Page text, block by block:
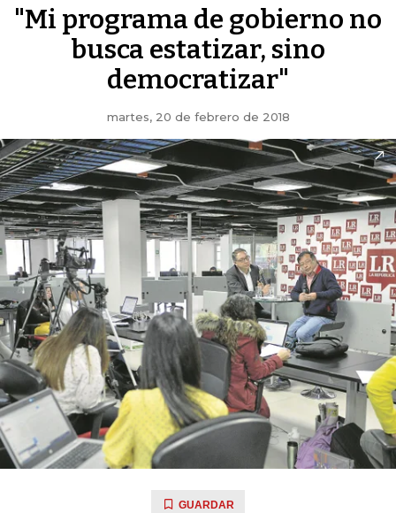
"Mi programa de gobierno no
busca estatizar, sino
democratizar"
martes, 20 de febrero de 2018
GUARDAR